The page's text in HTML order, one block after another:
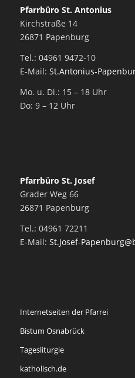
Pfarrbüro St. Antonius
Kirchstraße 14
26871 Papenburg
Tel.: 04961 9472-10
E-Mail: St.Antonius-
Mo. u. Di.: 15 – 18 Uhr
Do: 9 – 12 Uhr
Pfarrbüro St. Josef
Grader Weg 66
26871 Papenburg
Tel.: 04961 72211
E-Mail: St.Josef-
Internetseiten der Pfarrei
Bistum Osnabrück
Tagesliturgie
katholisch.de